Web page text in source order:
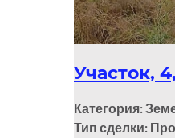
Участок,
Категория:
Тип сделки: